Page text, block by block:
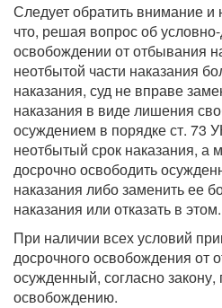
Следует обратить внимание и
что, решая вопрос об
освобождении от отбывания
неотбытой части наказания
наказания, суд не вправе
наказания в виде лишения
осуждением в порядке ст. 73
неотбытый срок наказания, а
досрочно освободить
наказания либо заменить ее
наказания или отказать в этом.
При наличии всех условий
досрочного освобождения от
осужденный, согласно
освобождению.